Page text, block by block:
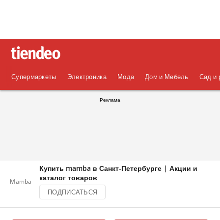
Супермаркеты Электроника Мода Дом и Мебель Сад и
Реклама
Mamba
Купить mamba в Санкт-Петербурге | Акции и
каталог товаров
ПОДПИСАТЬСЯ